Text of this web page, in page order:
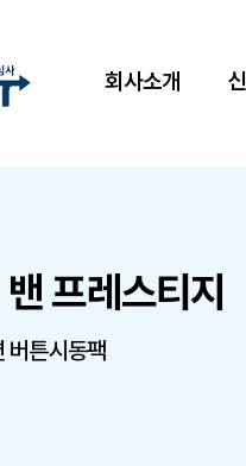
회사소개
프레스티지
버튼시동팩